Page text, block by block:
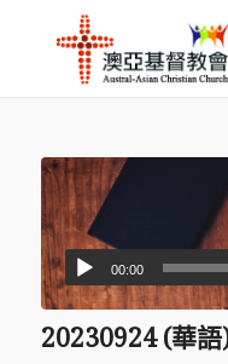
00:00
20230924 (華